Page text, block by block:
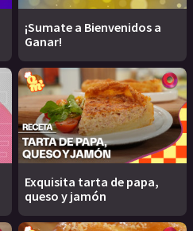
¡Sumate a Bienvenidos a
Ganar!
Exquisita tarta de papa,
queso y jamón